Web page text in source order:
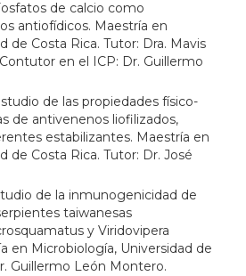
de calcio como
antiofídicos. Maestría en
de Costa Rica. Tutor: Dra. Mavis
en el ICP: Dr. Guillermo
de las propiedades físico-
de antivenenos liofilizados,
estabilizantes. Maestría en
de Costa Rica. Tutor: Dr. José
de la inmunogenicidad de
taiwanesas
y Viridovipera
en Microbiología, Universidad de
Guillermo León Montero.